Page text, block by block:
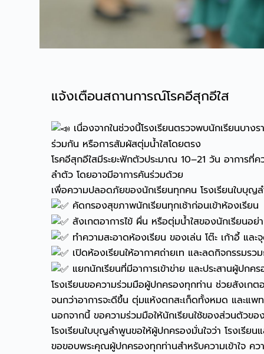
แจ้งเตือนสถานการณ์โรคอีสุกอีใส
เนื่องจากในช่วงนี้โรงเรียนตรวจพบนักเรียนบาง
ร่วมกัน หรือการสัมผัสตุ่มน้ำใสโดยตรง
โรคอีสุกอีใสมีระยะฟักตัวประมาณ 10–21 วัน อาการ
ลำตัว โดยอาจมีอาการคันร่วมด้วย
เพื่อความปลอดภัยของนักเรียนทุกคน โรงเรียนใบบุญ
คัดกรองสุขภาพนักเรียนทุกเช้าก่อนเข้าห้องเรียน
สังเกตอาการไข้ ผื่น หรือตุ่มน้ำใสของนักเรียนอย่
ทำความสะอาดห้องเรียน ของเล่น โต๊ะ เก้าอี้ และ
เปิดห้องเรียนให้อากาศถ่ายเท และลดกิจกรรมร
แยกนักเรียนที่มีอาการเข้าข่าย และประสานผู้ปกค
โรงเรียนขอความร่วมมือผู้ปกครองทุกท่าน ช่วยสังเก
จนกว่าอาการจะดีขึ้น ตุ่มแห้งตกสะเก็ดทั้งหมด และแพ
นอกจากนี้ ขอความร่วมมือให้นักเรียนใช้ของส่วนตัวข
โรงเรียนใบบุญลำพูนขอให้ผู้ปกครองมั่นใจว่า โรงเรี
ขอขอบพระคุณผู้ปกครองทุกท่านสำหรับความเข้าใจ คว